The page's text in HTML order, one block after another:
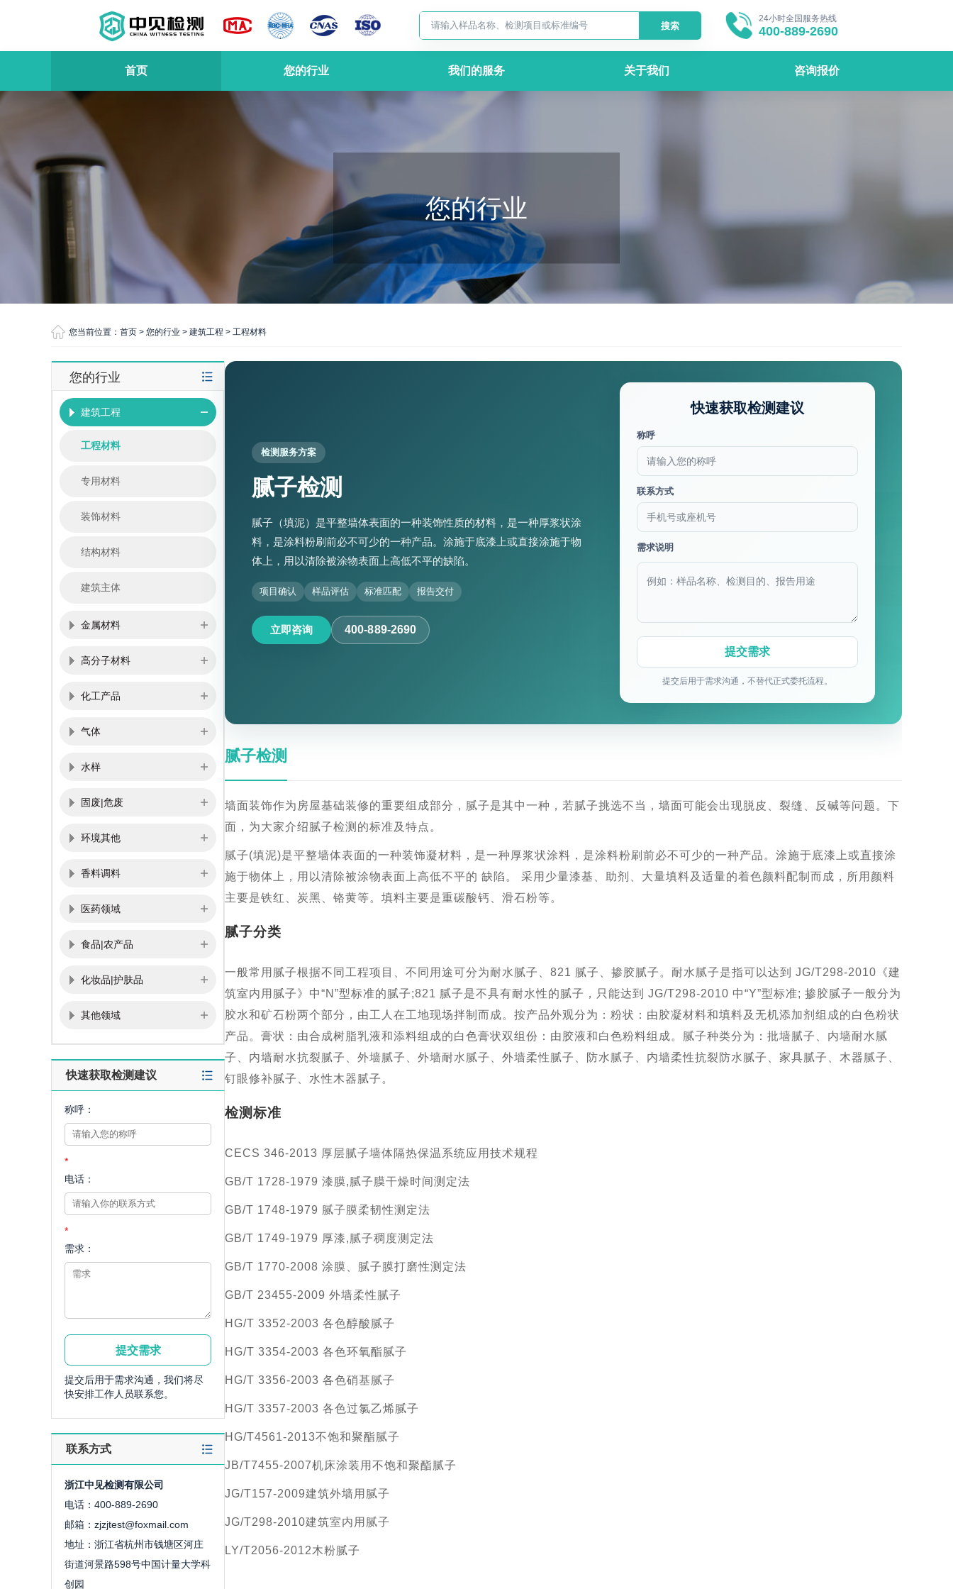
搜索
24小时全国服务热线
400-889-2690
首页 您的行业 我们的服务 关于我们 咨询报价
您的行业
您当前位置： 首页 > 您的行业 > 建筑工程 > 工程材料
您的行业
建筑工程
工程材料
专用材料
装饰材料
结构材料
建筑主体
金属材料
高分子材料
化工产品
气体
水样
固废|危废
环境其他
香料调料
医药领域
食品|农产品
化妆品|护肤品
其他领域
快速获取检测建议
称呼：
*
电话：
*
需求：
提交后用于需求沟通，我们将尽
快安排工作人员联系您。
联系方式
浙江中见检测有限公司
电话：400-889-2690
邮箱：zjzjtest@foxmail.com
地址：浙江省杭州市钱塘区河庄
街道河景路598号中国计量大学科
创园
检测服务方案
腻子检测
腻子（填泥）是平整墙体表面的一种装饰性质的材料，是一种厚浆状涂
料，是涂料粉刷前必不可少的一种产品。涂施于底漆上或直接涂施于物
体上，用以清除被涂物表面上高低不平的缺陷。
项目确认 样品评估 标准匹配 报告交付
立即咨询 400-889-2690
快速获取检测建议
称呼
联系方式
需求说明
提交后用于需求沟通，不替代正式委托流程。
腻子检测
墙面装饰作为房屋基础装修的重要组成部分，腻子是其中一种，若腻子挑选不当，墙面可能会出现脱皮、裂缝、反碱等问题。下
面，为大家介绍腻子检测的标准及特点。
腻子(填泥)是平整墙体表面的一种装饰凝材料，是一种厚浆状涂料，是涂料粉刷前必不可少的一种产品。涂施于底漆上或直接涂
施于物体上，用以清除被涂物表面上高低不平的 缺陷。 采用少量漆基、助剂、大量填料及适量的着色颜料配制而成，所用颜料
主要是铁红、炭黑、铬黄等。填料主要是重碳酸钙、滑石粉等。
腻子分类
一般常用腻子根据不同工程项目、不同用途可分为耐水腻子、821 腻子、掺胶腻子。耐水腻子是指可以达到 JG/T298-2010《建
筑室内用腻子》中“N”型标准的腻子;821 腻子是不具有耐水性的腻子，只能达到 JG/T298-2010 中“Y”型标准; 掺胶腻子一般分为
胶水和矿石粉两个部分，由工人在工地现场拌制而成。按产品外观分为： 粉状：由胶凝材料和填料及无机添加剂组成的白色粉状
产品。膏状：由合成树脂乳液和添料组成的白色膏状双组份：由胶液和白色粉料组成。腻子种类分为： 批墙腻子、内墙耐水腻
子、内墙耐水抗裂腻子、外墙腻子、外墙耐水腻子、外墙柔性腻子、防水腻子、内墙柔性抗裂防水腻子、家具腻子、木器腻子、
钉眼修补腻子、水性木器腻子。
检测标准
CECS 346-2013 厚层腻子墙体隔热保温系统应用技术规程
GB/T 1728-1979 漆膜,腻子膜干燥时间测定法
GB/T 1748-1979 腻子膜柔韧性测定法
GB/T 1749-1979 厚漆,腻子稠度测定法
GB/T 1770-2008 涂膜、腻子膜打磨性测定法
GB/T 23455-2009 外墙柔性腻子
HG/T 3352-2003 各色醇酸腻子
HG/T 3354-2003 各色环氧酯腻子
HG/T 3356-2003 各色硝基腻子
HG/T 3357-2003 各色过氯乙烯腻子
HG/T4561-2013不饱和聚酯腻子
JB/T7455-2007机床涂装用不饱和聚酯腻子
JG/T157-2009建筑外墙用腻子
JG/T298-2010建筑室内用腻子
LY/T2056-2012木粉腻子